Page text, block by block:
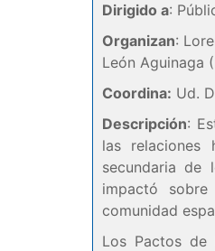
Dirigido a:
Organizan:
León Aguinaga
Coordina: Ud.
Descripción:
las relaciones
secundaria de
impactó
comunidad
Los Pactos de